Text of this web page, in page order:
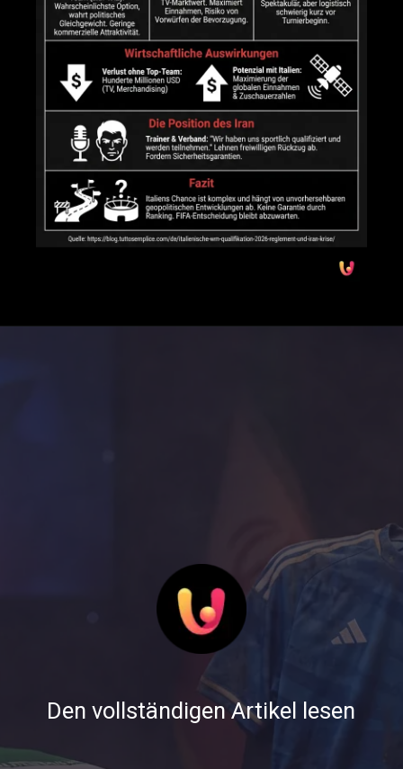
Den vollständigen Artikel lesen